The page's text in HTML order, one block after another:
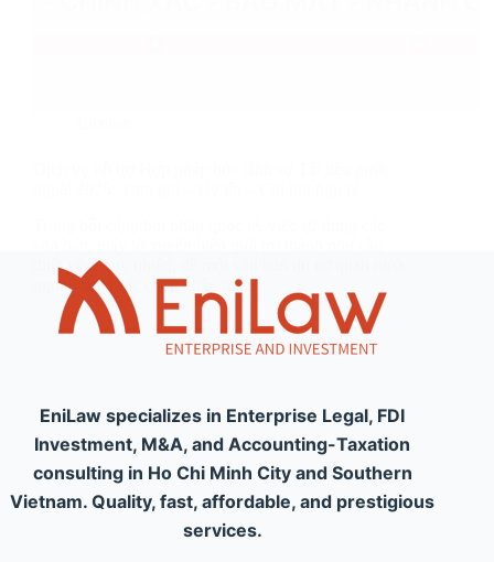
thiết yếu. Tuy nhiên, để một văn bản do cơ quan nước
ngoài cấp được công nhận tại…
EniLaw specializes in Enterprise Legal, FDI
Investment, M&A, and Accounting-Taxation
consulting in Ho Chi Minh City and Southern
Vietnam. Quality, fast, affordable, and prestigious
services.